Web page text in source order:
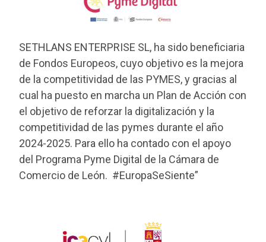
SETHLANS ENTERPRISE SL, ha sido beneficiaria
de Fondos Europeos, cuyo objetivo es la mejora
de la competitividad de las PYMES, y gracias al
cual ha puesto en marcha un Plan de Acción con
el objetivo de reforzar la digitalización y la
competitividad de las pymes durante el año
2024-2025. Para ello ha contado con el apoyo
del Programa Pyme Digital de la Cámara de
Comercio de León. #EuropaSeSiente”